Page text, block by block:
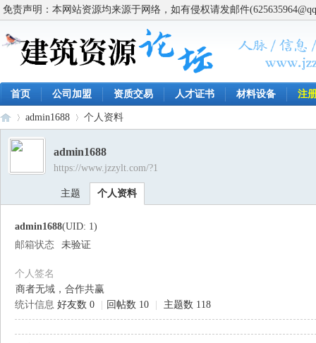
免责声明：本网站资源均来源于网络，如有侵权请发邮件
首页 公司加盟 资质交易 人才证书 材料设备 注
›
admin1688 个人资料
admin1688
https://www.jzzylt.com/?1
主题 个人资料
admin1688(UID: 1)
邮箱状态
未验证
个人签名
商者无域，合作共赢
统计信息 好友数 0 回帖数 10 主题数 118